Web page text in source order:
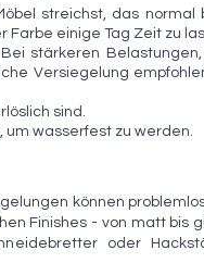
streichst, das normal
einige Tag Zeit zu
stärkeren
Versiegelung
sind.
um wasserfest zu werden.
können
Finishes - von matt bis
oder